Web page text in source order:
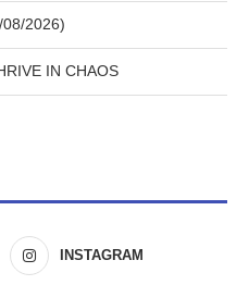
08/2026)
IN CHAOS
INSTAGRAM